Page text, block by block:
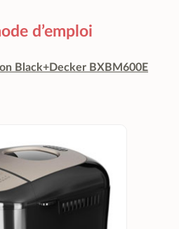
d’emploi
Black+Decker BXBM600E